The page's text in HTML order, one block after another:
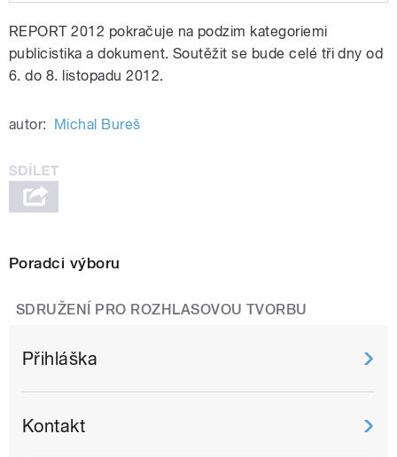
pause
REPORT 2012 pokračuje na podzim kategoriemi
publicistika a dokument. Soutěžit se bude celé tři dny od
6. do 8. listopadu 2012.
autor: Michal Bureš
Poradci výboru
SDRUŽENÍ PRO ROZHLASOVOU TVORBU
Přihláška
Kontakt